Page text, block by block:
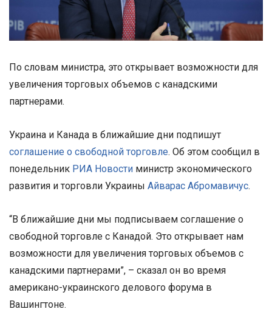
По словам министра, это открывает возможности для
увеличения торговых объемов с канадскими
партнерами.
Украина и Канада в ближайшие дни подпишут
соглашение о свободной торговле. Об этом сообщил в
понедельник РИА Новости министр экономического
развития и торговли Украины Айварас Абромавичус.
“В ближайшие дни мы подписываем соглашение о
свободной торговле с Канадой. Это открывает нам
возможности для увеличения торговых объемов с
канадскими партнерами”, – сказал он во время
американо-украинского делового форума в
Вашингтоне.